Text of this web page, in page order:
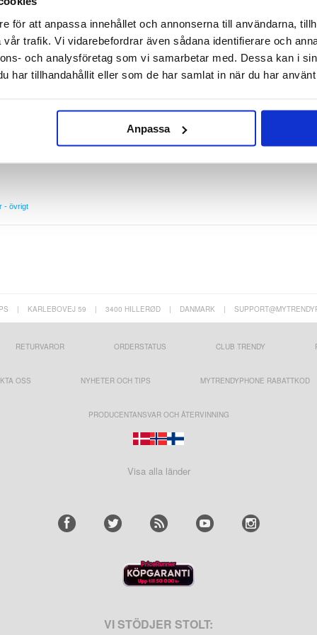
för att anpassa innehållet och annonserna till användarna,
trafik. Vi vidarebefordrar även sådana identifierare och
och analysföretag som vi samarbetar med. Dessa kan i
har tillhandahållit eller som de har samlat in när du har använt
Anpassa
Note 13 4G! Detta skal är speciellt designat att klara av vardagliga skador såsom fall,
ger utmärkt skydd för din Xiaomi Redmi Note 13 4G, påverkar det inte den naturliga
förstärkta hörn skapar en hållbar barriär som kommer förhindra att din Xiaomi Redmi
Note 13 4G
skydd för din mobil
av din Xiaomi Redmi Note 13 4G
extra skydd mot damm
portar
TPU med flexibiliteten av silikon
- övrigt
| KARLEBOVEJ 59 | 3400 HILLERØD | DANMARK |
RETURVAROR ORDERSTATUS CLUB TRENDY
OSS NYHETER OCH TIPS MYTRENDYPHONE RABATTKOD
PRODUCENTANSVAR OCH ÅTERVINNING
Visa alla länder
VI STÖDJER STOLT: